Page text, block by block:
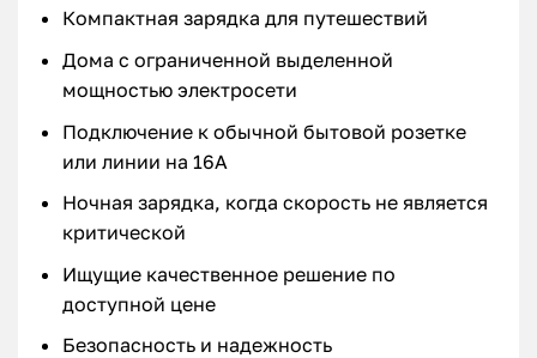
Компактная зарядка для путешествий
Дома с ограниченной выделенной
мощностью электросети
Подключение к обычной бытовой розетке
или линии на 16А
Ночная зарядка, когда скорость не является
критической
Ищущие качественное решение по
доступной цене
Безопасность и надежность